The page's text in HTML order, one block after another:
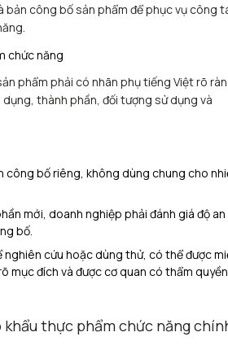
bản công bố sản phẩm để phục vụ công
phẩm phải có nhãn phụ tiếng Việt rõ
thành phần, đối tượng sử dụng và
công bố riêng, không dùng chung cho
mới, doanh nghiệp phải đánh giá độ an
bố.
nghiên cứu hoặc dùng thử, có thể được
mục đích và được cơ quan có thẩm quyền
khẩu thực phẩm chức năng